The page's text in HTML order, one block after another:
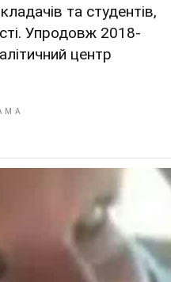
та студентів,
Упродовж 2018-
центр